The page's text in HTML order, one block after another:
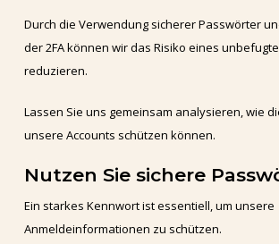
Durch die Verwendung sicherer Passwörter
der 2FA können wir das Risiko eines
reduzieren.
Lassen Sie uns gemeinsam analysieren, wie
unsere Accounts schützen können.
Nutzen Sie sichere
Ein starkes Kennwort ist essentiell, um unsere
Anmeldeinformationen zu schützen.